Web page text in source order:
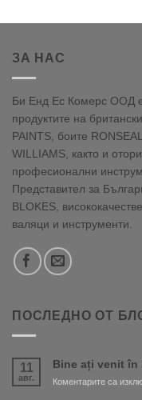
ЗА НАС
Би Енд Ес Комерс ООД
продуктите на
PAINTS, боите
WILLIAMS, както и
професионални
Представител за
BLOKES,
валяци и инструменти.
ПОСЛЕДНО ОТ
11
авг.
Bine ați venit în
Коментарите са